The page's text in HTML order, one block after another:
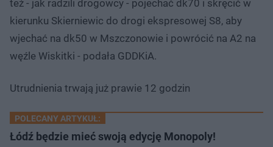
też - jak radzili drogowcy - pojechać dk70 i skręcić w
kierunku Skierniewic do drogi ekspresowej S8, aby
wjechać na dk50 w Mszczonowie i powrócić na A2 na
węźle Wiskitki - podała GDDKiA.
Utrudnienia trwają już prawie 12 godzin
POLECANY ARTYKUŁ:
Łódź będzie mieć swoją edycję Monopoly!